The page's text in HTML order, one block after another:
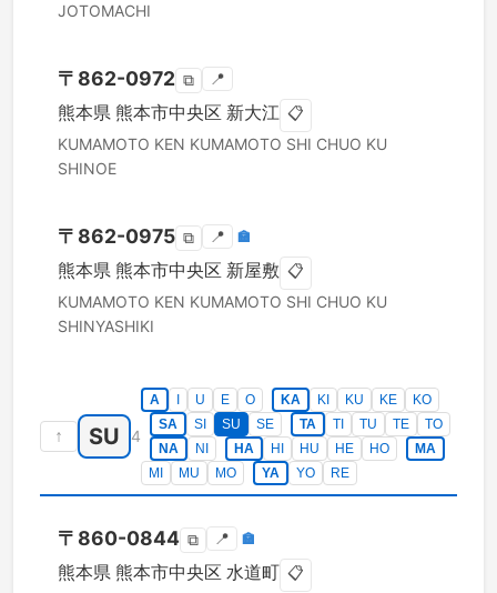
JOTOMACHI
〒 862-0972 ⧉ 📍
熊本県 熊本市中央区 新大江 📋
KUMAMOTO KEN KUMAMOTO SHI CHUO KU
SHINOE
〒 862-0975 ⧉ 📍 🏣
熊本県 熊本市中央区 新屋敷 📋
KUMAMOTO KEN KUMAMOTO SHI CHUO KU
SHINYASHIKI
↑ SU 4
A U E O KA KI KU KE
KO
SA
SI SU SE TA TI TU TE
TO
NA
NI HA HI HU HE HO
MA
MI
MU MO YA YO RE
〒 860-0844 ⧉ 📍 🏣
熊本県 熊本市中央区 水道町 📋